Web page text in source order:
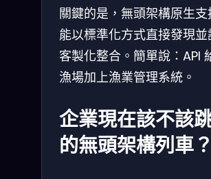
關鍵的是，無頭架構原生
能以標準化方式直接發現
客製化整合。簡單說：API
漁場加上漁業管理系統。
企業現在該不該
的無頭架構列車？